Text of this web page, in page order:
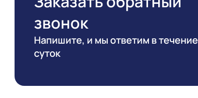
звонок
Напишите, и мы ответим в течение
суток